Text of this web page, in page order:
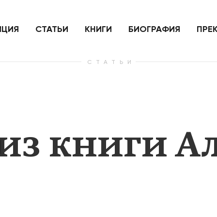
нанесенный по самим себе
СТАТЬИ КНИГИ БИОГРАФИЯ
СТАТЬИ
книги